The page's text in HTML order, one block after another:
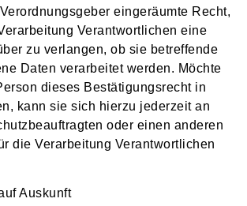
eingeräumte Recht,
Verantwortlichen eine
zu verlangen, ob sie betreffende
Daten verarbeitet werden. Möchte
dieses Bestätigungsrecht in
kann sie sich hierzu jederzeit an
oder einen anderen
die Verarbeitung Verantwortlichen
Auskunft